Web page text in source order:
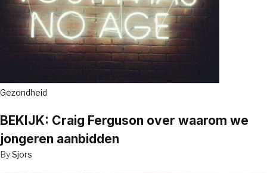
Gezondheid
BEKIJK: Craig Ferguson over waarom we
jongeren aanbidden
BySjors